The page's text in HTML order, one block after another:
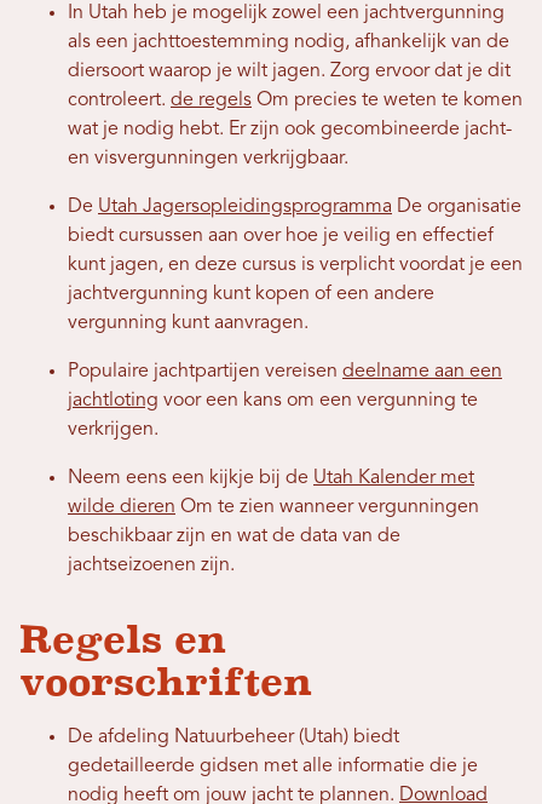
In Utah heb je mogelijk zowel een jachtvergunning
als een jachttoestemming nodig, afhankelijk van de
diersoort waarop je wilt jagen. Zorg ervoor dat je dit
controleert. de regels Om precies te weten te komen
wat je nodig hebt. Er zijn ook gecombineerde jacht-
en visvergunningen verkrijgbaar.
De Utah Jagersopleidingsprogramma De organisatie
biedt cursussen aan over hoe je veilig en effectief
kunt jagen, en deze cursus is verplicht voordat je een
jachtvergunning kunt kopen of een andere
vergunning kunt aanvragen.
Populaire jachtpartijen vereisen deelname aan een
jachtloting voor een kans om een ​​vergunning te
verkrijgen.
Neem eens een kijkje bij de Utah Kalender met
wilde dieren Om te zien wanneer vergunningen
beschikbaar zijn en wat de data van de
jachtseizoenen zijn.
Regels en
voorschriften
De afdeling Natuurbeheer (Utah) biedt
gedetailleerde gidsen met alle informatie die je
nodig heeft om jouw jacht te plannen. Download